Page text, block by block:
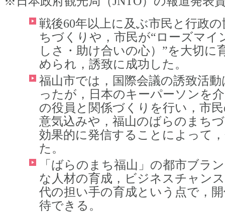
戦後60年以上に及ぶ市民と行政
ちづくりや，市民が“ローズマイ
しさ・助け合いの心）”を大切に
められ，誘致に成功した。
福山市では，国際会議の誘致活
ったが，日本のキーパーソンを
の役員と関係づくりを行い，市
意気込みや，福山のばらのまち
効果的に発信することによって
た。
「ばらのまち福山」の都市ブラ
な人材の育成，ビジネスチャン
代の担い手の育成という点で，
待できる。